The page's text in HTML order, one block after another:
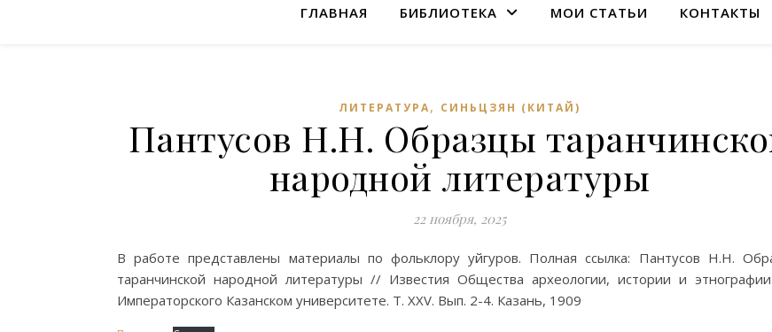
ГЛАВНАЯ БИБЛИОТЕКА МОИ СТАТЬИ КОНТАКТЫ
ЛИТЕРАТУРА, СИНЬЦЗЯН (КИТАЙ)
Пантусов Н.Н. Образцы
народной литературы
22 ноября, 2025
В работе представлены материалы по фольклору уйгуров. Полная ссылка: Пантусов Н.Н.
таранчинской народной литературы // Известия Общества археологии, истории и
Императорского Казанском университете. Т. XXV. Вып. 2-4. Казань, 1909